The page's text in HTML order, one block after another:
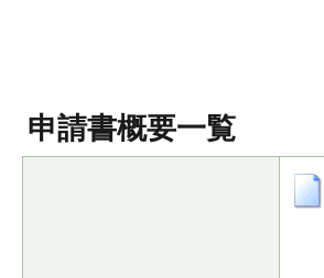
申請書概要一覧